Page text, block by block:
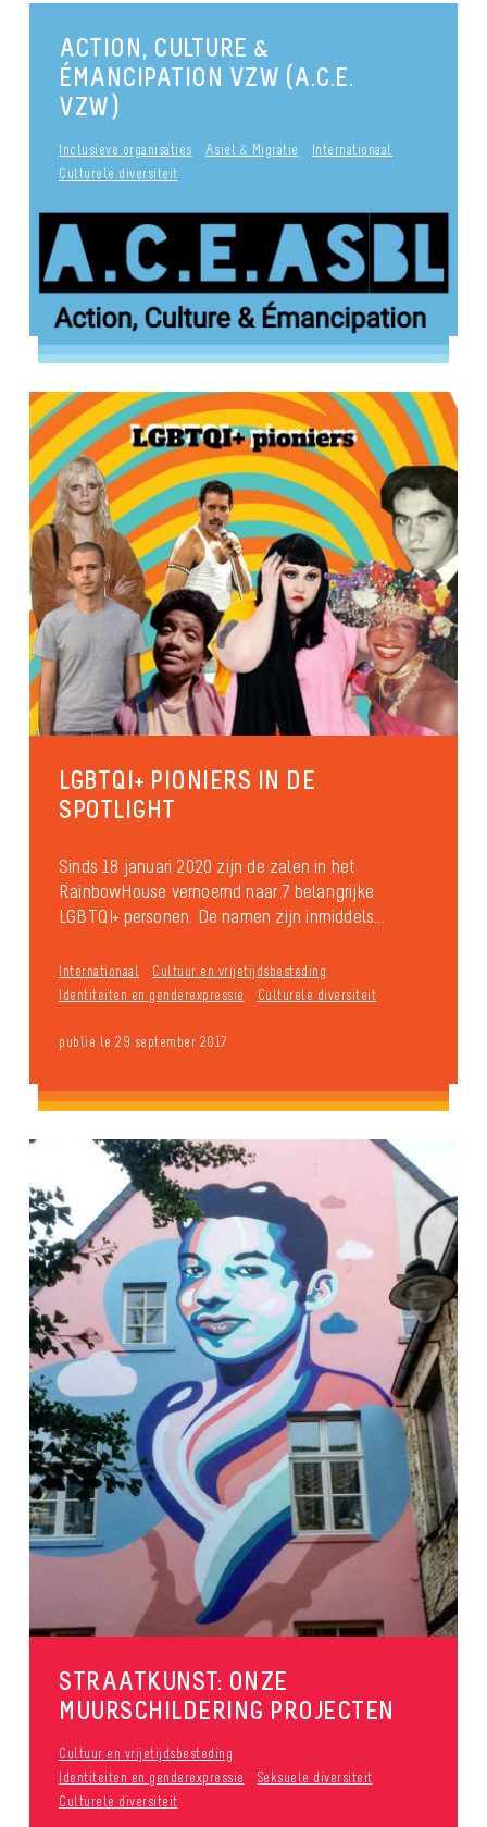
ACTION, CULTURE &
ÉMANCIPATION VZW (A.C.E.
VZW)
Inclusieve organisaties Asiel & Migratie
Internationaal
Culturele diversiteit
LGBTQI+ PIONIERS IN DE
SPOTLIGHT
Sinds 18 januari 2020 zijn de zalen in het
RainbowHouse vernoemd naar 7 belangrijke
LGBTQI+ personen. De namen zijn inmiddels...
Internationaal
Cultuur en vrijetijdsbesteding
Identiteiten en genderexpressie
Culturele diversiteit
publié le 29 september 2017
STRAATKUNST: ONZE
MUURSCHILDERING PROJECTEN
Cultuur en vrijetijdsbesteding
Identiteiten en genderexpressie
Seksuele diversiteit
Culturele diversiteit